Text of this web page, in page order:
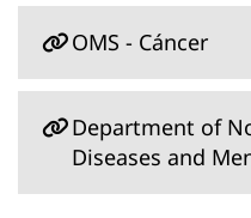
OMS - Cáncer
Department of
Diseases and